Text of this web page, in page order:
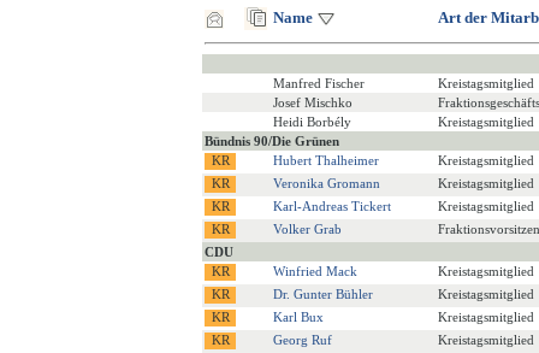
Name Art der
Manfred Fischer
Kreistagsmitglied
Josef Mischko
Heidi Borbély
Kreistagsmitglied
Bündnis 90/Die Grünen
Hubert Thalheimer
Kreistagsmitglied
Veronika Gromann
Kreistagsmitglied
Karl-Andreas Tickert
Kreistagsmitglied
Volker Grab
CDU
Winfried Mack
Kreistagsmitglied
Dr. Gunter Bühler
Kreistagsmitglied
Karl Bux
Kreistagsmitglied
Georg Ruf
Kreistagsmitglied